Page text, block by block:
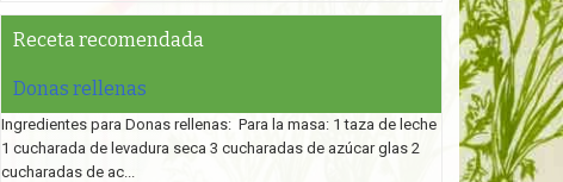
Receta recomendada
Donas rellenas
Ingredientes para Donas rellenas: Para la masa: 1 taza de leche
1 cucharada de levadura seca 3 cucharadas de azúcar glas 2
cucharadas de ac...